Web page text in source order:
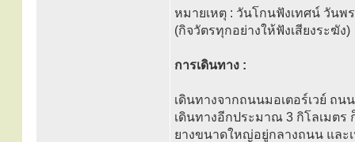
หมายเหตุ : วันโกนฟังเทศน์ วันพ
(กิจวัตรทุกอย่างให้ฟังเสียงระฆัง)
การเดินทาง :
เดินทางจากถนนมอเตอร์เวย์ ถน
เดินทางอีกประมาณ 3 กิโลเมตร
ยางขนาดใหญ่อยู่กลางถนน และ